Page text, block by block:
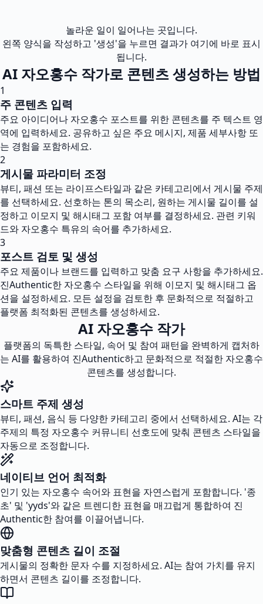
놀라운 일이 일어나는 곳입니다.
왼쪽 양식을 작성하고 '생성'을 누르면 결과가 여기에 바로 표시
됩니다.
AI 자오홍수 작가로 콘텐츠 생성하는 방법
1
주 콘텐츠 입력
주요 아이디어나 자오홍수 포스트를 위한 콘텐츠를 주 텍스트 영
역에 입력하세요. 공유하고 싶은 주요 메시지, 제품 세부사항 또
는 경험을 포함하세요.
2
게시물 파라미터 조정
뷰티, 패션 또는 라이프스타일과 같은 카테고리에서 게시물 주제
를 선택하세요. 선호하는 톤의 목소리, 원하는 게시물 길이를 설
정하고 이모지 및 해시태그 포함 여부를 결정하세요. 관련 키워
드와 자오홍수 특유의 속어를 추가하세요.
3
포스트 검토 및 생성
주요 제품이나 브랜드를 입력하고 맞춤 요구 사항을 추가하세요.
진Authentic한 자오홍수 스타일을 위해 이모지 및 해시태그 옵
션을 설정하세요. 모든 설정을 검토한 후 문화적으로 적절하고
플랫폼 최적화된 콘텐츠를 생성하세요.
AI 자오홍수 작가
플랫폼의 독특한 스타일, 속어 및 참여 패턴을 완벽하게 캡처하
는 AI를 활용하여 진Authentic하고 문화적으로 적절한 자오홍수
콘텐츠를 생성합니다.
스마트 주제 생성
뷰티, 패션, 음식 등 다양한 카테고리 중에서 선택하세요. AI는 각
주제의 특정 자오홍수 커뮤니티 선호도에 맞춰 콘텐츠 스타일을
자동으로 조정합니다.
네이티브 언어 최적화
인기 있는 자오홍수 속어와 표현을 자연스럽게 포함합니다. '종
초' 및 'yyds'와 같은 트렌디한 표현을 매끄럽게 통합하여 진
Authentic한 참여를 이끌어냅니다.
맞춤형 콘텐츠 길이 조절
게시물의 정확한 문자 수를 지정하세요. AI는 참여 가치를 유지
하면서 콘텐츠 길이를 조정합니다.